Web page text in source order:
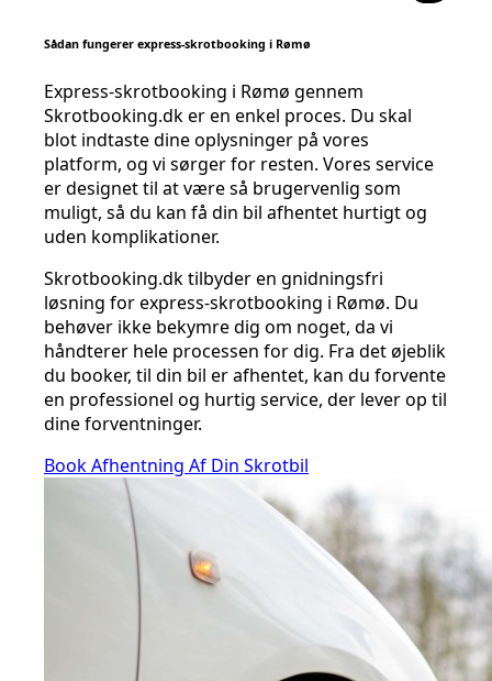
Sådan fungerer express-skrotbooking i Rømø
Express-skrotbooking i Rømø gennem
Skrotbooking.dk er en enkel proces. Du skal
blot indtaste dine oplysninger på vores
platform, og vi sørger for resten. Vores service
er designet til at være så brugervenlig som
muligt, så du kan få din bil afhentet hurtigt og
uden komplikationer.
Skrotbooking.dk tilbyder en gnidningsfri
løsning for express-skrotbooking i Rømø. Du
behøver ikke bekymre dig om noget, da vi
håndterer hele processen for dig. Fra det øjeblik
du booker, til din bil er afhentet, kan du forvente
en professionel og hurtig service, der lever op til
dine forventninger.
Book Afhentning Af Din Skrotbil